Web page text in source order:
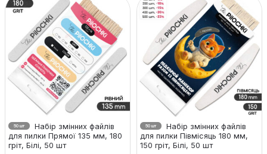
50 шт
Набір змінних файлів
для пилки Прямої 135 мм, 180
гріт, Білі, 50 шт
50 шт
Набір змінних файлів
для пилки Півмісяць 180 мм,
150 гріт, Білі, 50 шт